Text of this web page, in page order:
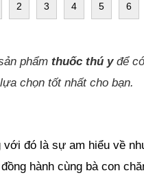
2 3 4 5 6
phẩm thuốc thú y để
chọn tốt nhất cho bạn.
đó là sự am hiểu về
hành cùng bà con